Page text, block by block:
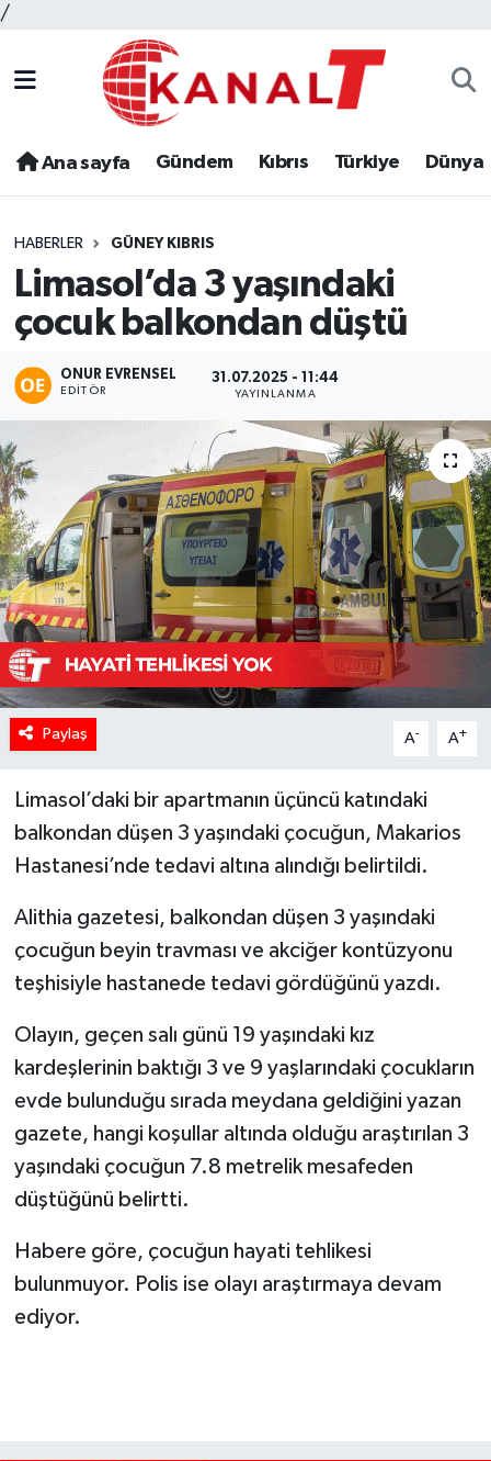
/
Ana sayfa Gündem Kıbrıs Türkiye Dünya
HABERLER GÜNEY KIBRIS
Limasol’da 3 yaşındaki
çocuk balkondan düştü
ONUR EVRENSEL
EDITÖR
31.07.2025 - 11:44
YAYINLANMA
Paylaş A- A+
Limasol’daki bir apartmanın üçüncü katındaki
balkondan düşen 3 yaşındaki çocuğun, Makarios
Hastanesi’nde tedavi altına alındığı belirtildi.
Alithia gazetesi, balkondan düşen 3 yaşındaki
çocuğun beyin travması ve akciğer kontüzyonu
teşhisiyle hastanede tedavi gördüğünü yazdı.
Olayın, geçen salı günü 19 yaşındaki kız
kardeşlerinin baktığı 3 ve 9 yaşlarındaki çocukların
evde bulunduğu sırada meydana geldiğini yazan
gazete, hangi koşullar altında olduğu araştırılan 3
yaşındaki çocuğun 7.8 metrelik mesafeden
düştüğünü belirtti.
Habere göre, çocuğun hayati tehlikesi
bulunmuyor. Polis ise olayı araştırmaya devam
ediyor.